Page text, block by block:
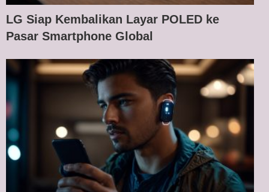
LG Siap Kembalikan Layar POLED ke
Pasar Smartphone Global